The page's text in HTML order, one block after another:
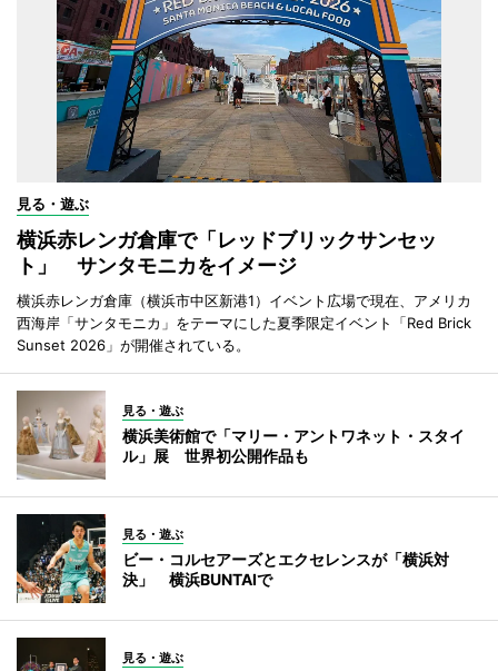
見る・遊ぶ
横浜赤レンガ倉庫で「レッドブリックサンセッ
ト」 サンタモニカをイメージ
横浜赤レンガ倉庫（横浜市中区新港1）イベント広場で現在、アメリカ
西海岸「サンタモニカ」をテーマにした夏季限定イベント「Red Brick
Sunset 2026」が開催されている。
見る・遊ぶ
横浜美術館で「マリー・アントワネット・スタイ
ル」展 世界初公開作品も
見る・遊ぶ
ビー・コルセアーズとエクセレンスが「横浜対
決」 横浜BUNTAIで
見る・遊ぶ